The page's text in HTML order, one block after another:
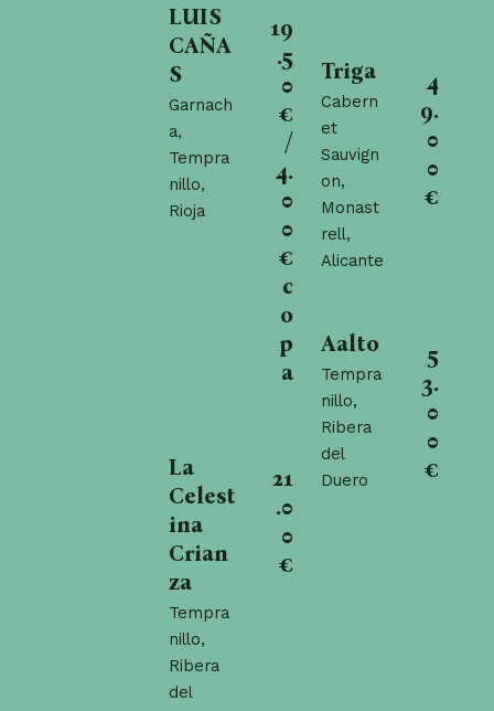
LUIS
CAÑA
S
Garnach
a,
Tempra
nillo,
Rioja
19
.5
0
€
/
4.
0
0
€
c
o
p
a
La
Celest
ina
Crian
za
Tempra
nillo,
Ribera
del
21
.0
0
€
Triga
Cabern
et
Sauvign
on,
Monast
rell,
Alicante
4
9.
0
0
€
Aalto
Tempra
nillo,
Ribera
del
Duero
5
3.
0
0
€